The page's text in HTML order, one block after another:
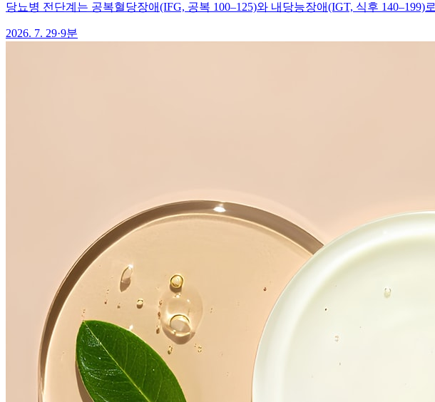
당뇨병 전단계는 공복혈당장애(IFG, 공복 100–125)와 내당능장애(IGT, 식후
2026. 7. 29·9분